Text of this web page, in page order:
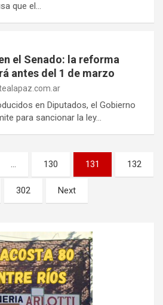
que el…
el Senado: la reforma
antes del 1 de marzo
en Diputados, el Gobierno
para sancionar la ley…
… 130 131 132
302 Next